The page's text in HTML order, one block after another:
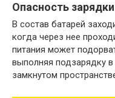
Опасность
В состав батарей
когда через нее
питания может
выполняя подзарядку
замкнутом